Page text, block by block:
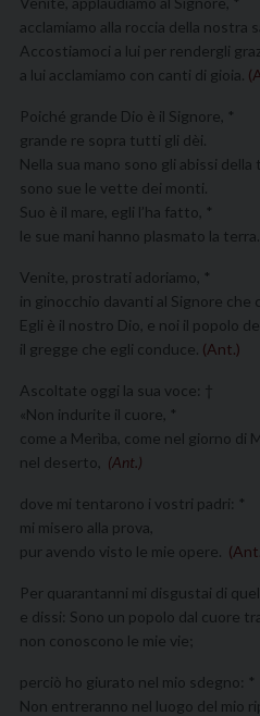
acclamiamo alla roccia della nostra
Accostiamoci a lui per rendergli
a lui acclamiamo con canti di gioia.
Poiché grande Dio è il Signore, *
grande re sopra tutti gli dèi.
Nella sua mano sono gli abissi della
sono sue le vette dei monti.
Suo è il mare, egli l’ha fatto, *
le sue mani hanno plasmato la terra.
Venite, prostrati adoriamo, *
in ginocchio davanti al Signore che
Egli è il nostro Dio, e noi il popolo
il gregge che egli conduce. (Ant.)
Ascoltate oggi la sua voce: †
«Non indurite il cuore, *
come a Merìba, come nel giorno di
nel deserto, (Ant.)
dove mi tentarono i vostri padri: *
mi misero alla prova,
pur avendo visto le mie opere.
Per quarantanni mi disgustai di
e dissi: Sono un popolo dal cuore
non conoscono le mie vie;
perciò ho giurato nel mio sdegno: *
Non entreranno nel luogo del mio